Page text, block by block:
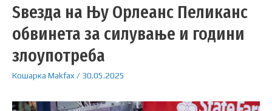
Ѕвезда на Њу Орлеанс Пеликанс
обвинета за силување и години
злоупотреба
Кошарка Makfax / 30.05.2025